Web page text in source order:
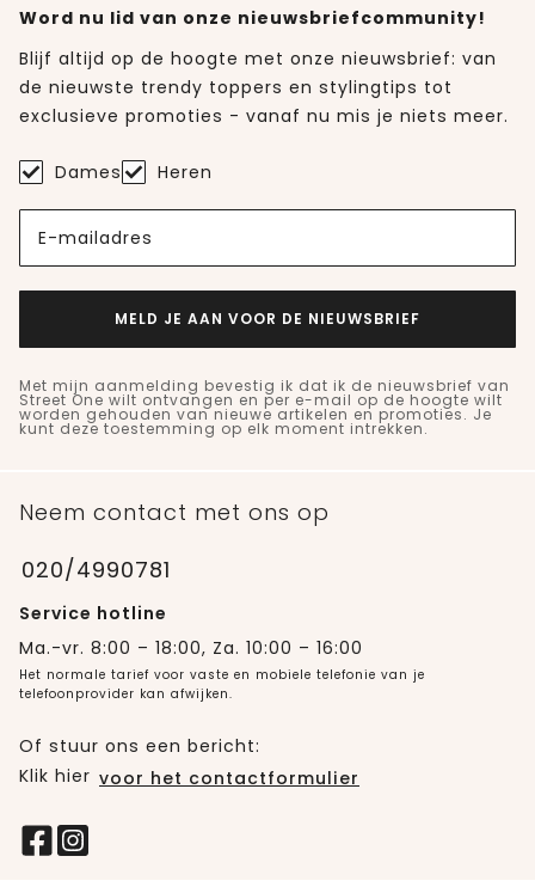
Word nu lid van onze nieuwsbriefcommunity!
Blijf altijd op de hoogte met onze nieuwsbrief: van
de nieuwste trendy toppers en stylingtips tot
exclusieve promoties - vanaf nu mis je niets meer.
Dames Heren
E-mailadres
MELD JE AAN VOOR DE NIEUWSBRIEF
Met mijn aanmelding bevestig ik dat ik de nieuwsbrief van
Street One wilt ontvangen en per e-mail op de hoogte wilt
worden gehouden van nieuwe artikelen en promoties. Je
kunt deze toestemming op elk moment intrekken.
Neem contact met ons op
020/4990781
Service hotline
Ma.-vr. 8:00 – 18:00, Za. 10:00 – 16:00
Het normale tarief voor vaste en mobiele telefonie van je
telefoonprovider kan afwijken.
Of stuur ons een bericht:
Klik hier voor het contactformulier